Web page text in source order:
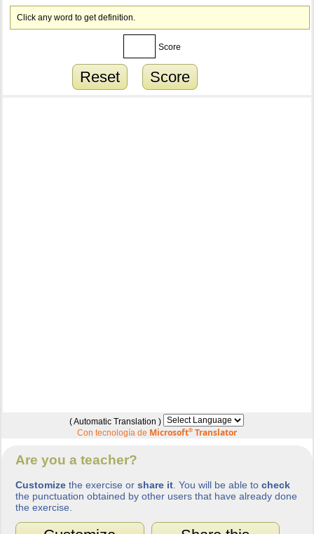
Click any word to get definition.
Score
Reset Score
( Automatic Translation )
Con tecnología de Microsoft®Translator
Are you a teacher?
Customize the exercise orshare it . You will be able tocheck
the punctuation obtained by other users that have already done
the exercise.